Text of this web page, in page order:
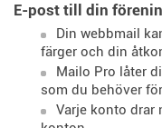
E-post till din
Din webbmail
färger och din
Mailo Pro låter
som du behöver
Varje konto drar